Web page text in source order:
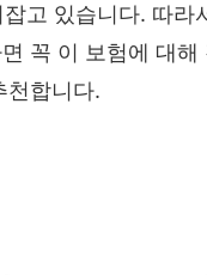
고 있습니다. 따라
꼭 이 보험에 대해
천합니다.